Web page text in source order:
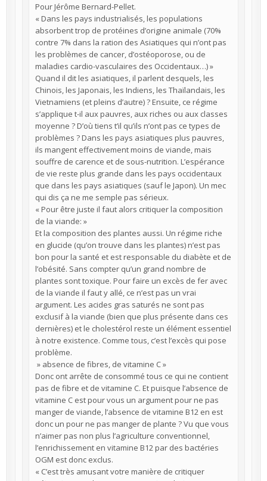
Pour Jérôme Bernard-Pellet.
« Dans les pays industrialisés, les populations
absorbent trop de protéines d’origine animale (70%
contre 7% dans la ration des Asiatiques qui n’ont pas
les problèmes de cancer, d’ostéoporose, ou de
maladies cardio-vasculaires des Occidentaux…) »
Quand il dit les asiatiques, il parlent desquels, les
Chinois, les Japonais, les Indiens, les Thaïlandais, les
Vietnamiens (et pleins d’autre) ? Ensuite, ce régime
s’applique t-il aux pauvres, aux riches ou aux classes
moyenne ? D’où tiens t’il qu’ils n’ont pas ce types de
problèmes ? Dans les pays asiatiques plus pauvres,
ils mangent effectivement moins de viande, mais
souffre de carence et de sous-nutrition. L’espérance
de vie reste plus grande dans les pays occidentaux
que dans les pays asiatiques (sauf le Japon). Un mec
qui dis ça ne me semple pas sérieux.
« Pour être juste il faut alors critiquer la composition
de la viande: »
Et la composition des plantes aussi. Un régime riche
en glucide (qu’on trouve dans les plantes) n’est pas
bon pour la santé et est responsable du diabète et de
l’obésité. Sans compter qu’un grand nombre de
plantes sont toxique. Pour faire un excès de fer avec
de la viande il faut y allé, ce n’est pas un vrai
argument. Les acides gras saturés ne sont pas
exclusif à la viande (bien que plus présente dans ces
dernières) et le cholestérol reste un élément essentiel
à notre existence. Comme tous, c’est l’excès qui pose
problème.
» absence de fibres, de vitamine C »
Donc ont arrête de consommé tous ce qui ne contient
pas de fibre et de vitamine C. Et puisque l’absence de
vitamine C est pour vous un argument pour ne pas
manger de viande, l’absence de vitamine B12 en est
donc un pour ne pas manger de plante ? Vu que vous
n’aimer pas non plus l’agriculture conventionnel,
l’enrichissement en vitamine B12 par des bactéries
OGM est donc exclus.
« C’est très amusant votre manière de critiquer